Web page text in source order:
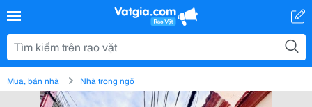
Mua, bán nhà Nhà trong ngõ